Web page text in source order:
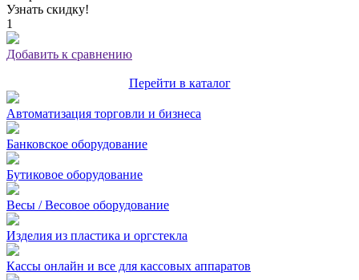
Узнать скидку!
1
Добавить к сравнению
Перейти в каталог
Автоматизация торговли и бизнеса
Банковское оборудование
Бутиковое оборудование
Весы / Весовое оборудование
Изделия из пластика и оргстекла
Кассы онлайн и все для кассовых аппаратов